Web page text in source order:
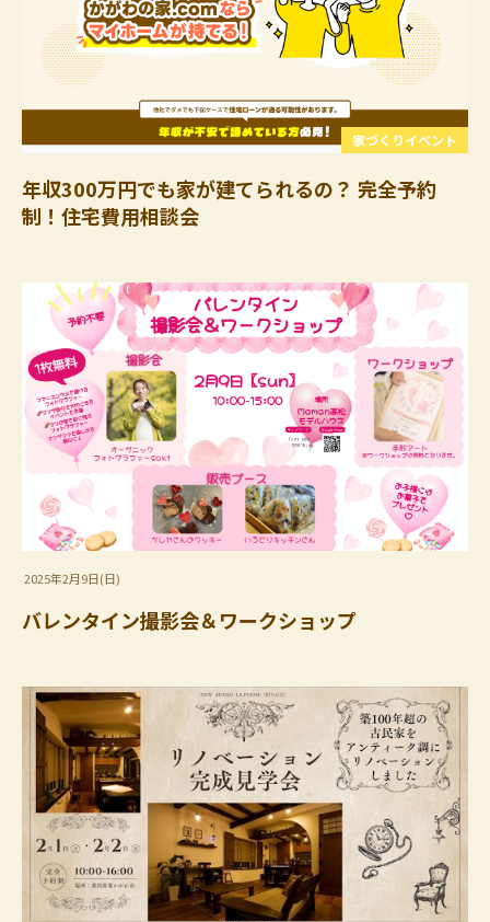
家づくりイベント
年収300万円でも家が建てられるの？ 完全予約
制！住宅費用相談会
2025年2月9日(日)
バレンタイン撮影会＆ワークショップ